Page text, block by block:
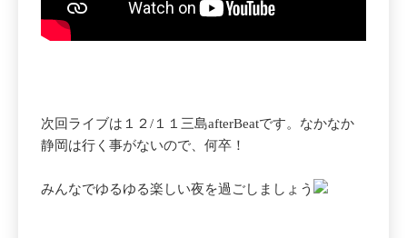
次回ライブは１２/１１三島afterBeatです。なかなか
静岡は行く事がないので、何卒！
みんなでゆるゆる楽しい夜を過ごしましょう